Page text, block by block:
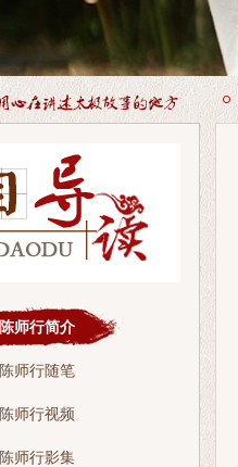
陈师行简介
陈师行随笔
陈师行视频
陈师行影集